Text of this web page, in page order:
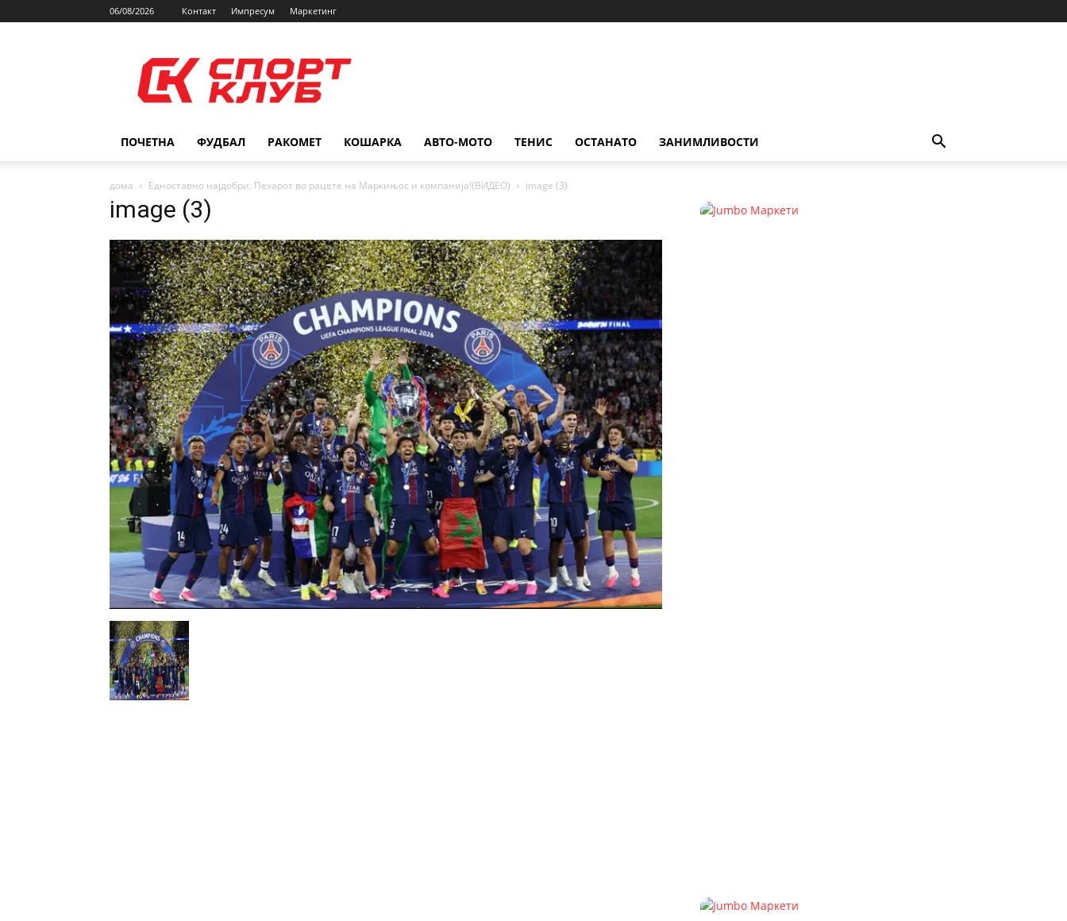
06/08/2026 Контакт Импресум Маркетинг
ПОЧЕТНА ФУДБАЛ РАКОМЕТ КОШАРКА АВТО-МОТО ТЕНИС ОСТАНАТО ЗАНИМЛИВОСТИ
дома Едноставно најдобри: Пехарот во рацете на Маркињос и компанија!(ВИДЕО) image (3)
image (3)